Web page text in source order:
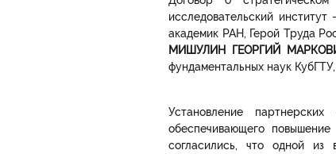
исследовательский
академик РАН, Герой Труда
МИШУЛИН ГЕОРГИЙ
фундаментальных наук
Установление
обеспечивающего
согласились, что одной из